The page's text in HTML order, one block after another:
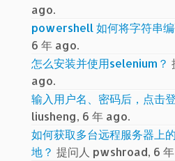
ago.
powershell 如何将字符串编
6 年 ago.
怎么安装并使用selenium？
ago.
输入用户名、密码后，点击
liusheng, 6 年 ago.
如何获取多台远程服务器上
地？ 提问人 pwshroad, 6